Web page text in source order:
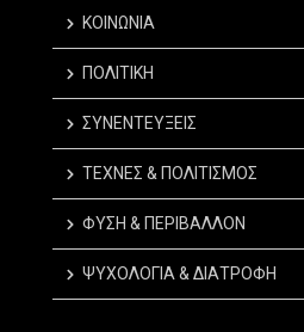
ΚΟΙΝΩΝΙΑ
ΠΟΛΙΤΙΚΗ
ΣΥΝΕΝΤΕΥΞΕΙΣ
ΤΕΧΝΕΣ & ΠΟΛΙΤΙΣΜΟΣ
ΦΥΣΗ & ΠΕΡΙΒΑΛΛΟΝ
ΨΥΧΟΛΟΓΙΑ & ΔΙΑΤΡΟΦΗ